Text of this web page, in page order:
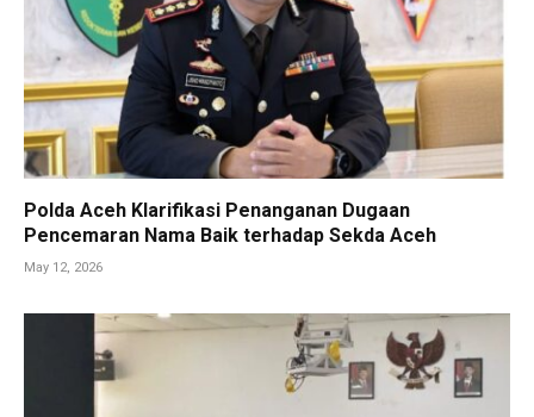
Polda Aceh Klarifikasi Penanganan Dugaan
Pencemaran Nama Baik terhadap Sekda Aceh
May 12, 2026